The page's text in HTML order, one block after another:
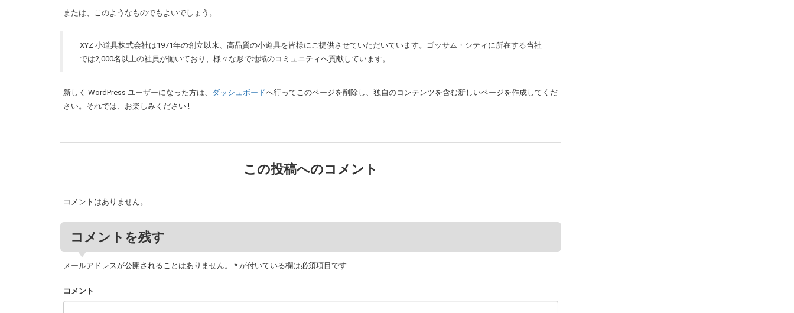
または、このようなものでもよいでしょう。
XYZ 小道具株式会社は1971年の創立以来、高品質の小道具を皆様にご提供させていただいています。ゴッサム・シティに所在する当社
では2,000名以上の社員が働いており、様々な形で地域のコミュニティへ貢献しています。
新しく WordPress ユーザーになった方は、 ダッシュボードへ行ってこのページを削除し、独自のコンテンツを含む新しいページを作成してくだ
さい。それでは、お楽しみください !
この投稿へのコメント
コメントはありません。
コメントを残す
メールアドレスが公開されることはありません。 * が付いている欄は必須項目です
コメント